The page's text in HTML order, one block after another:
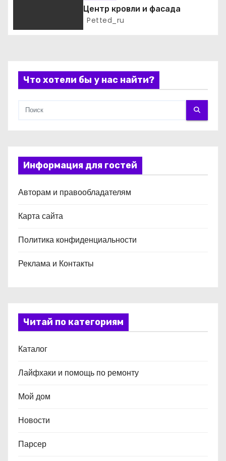
и
я
м
Центр кровли и фасада
Petted_ru
Что хотели бы у нас найти?
Информация для гостей
Авторам и правообладателям
Карта сайта
Политика конфиденциальности
Реклама и Контакты
Читай по категориям
Каталог
Лайфхаки и помощь по ремонту
Мой дом
Новости
Парсер